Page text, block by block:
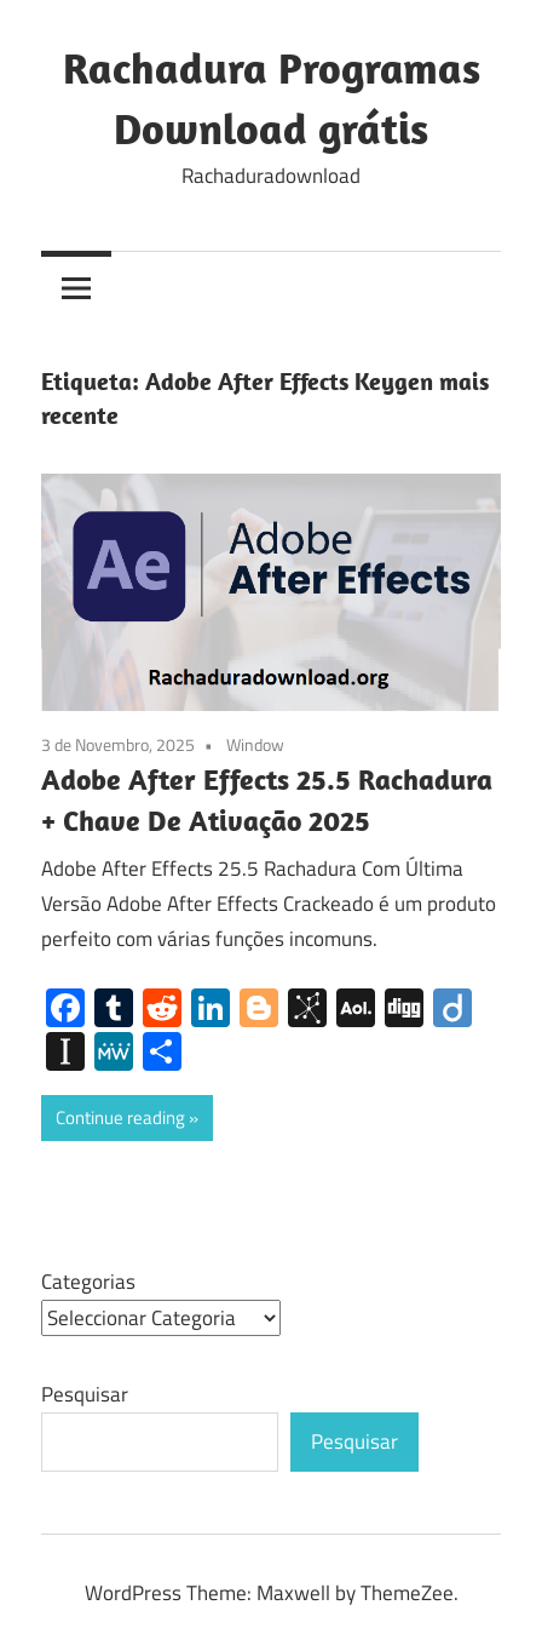
content
Rachadura Programas
Download grátis
Rachaduradownload
Etiqueta: Adobe After Effects Keygen mais
recente
3 de Novembro, 2025 Window
Adobe After Effects 25.5 Rachadura
+ Chave De Ativação 2025
Adobe After Effects 25.5 Rachadura Com Última
Versão Adobe After Effects Crackeado é um produto
perfeito com várias funções incomuns.
Facebook
Tumblr
RedditLinkedIn
Blogger
BibSonomy
AOL
Mail
Digg
Instapaper
MeWe
Continue reading
Categorias
Pesquisar
Pesquisar
WordPress Theme: Maxwell by ThemeZee.